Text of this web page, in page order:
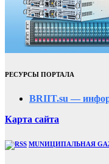
РЕСУРСЫ ПОРТАЛА
BRIIT.su —
Карта сайта
MUNИЦИПАЛЬНАЯ